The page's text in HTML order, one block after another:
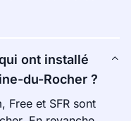
ont installé
du-Rocher ?
Free et SFR sont